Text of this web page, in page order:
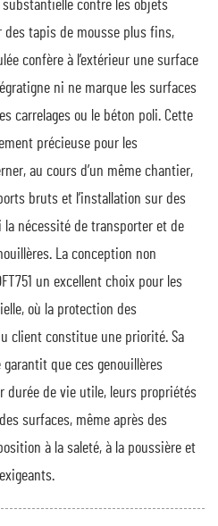
contre les objets
tapis de mousse plus fins,
confère à l’extérieur une surface
ni ne marque les surfaces
carrelages ou le béton poli. Cette
précieuse pour les
au cours d’un même chantier,
bruts et l’installation sur des
nécessité de transporter et de
La conception non
un excellent choix pour les
où la protection des
client constitue une priorité. Sa
que ces genouillères
durée de vie utile, leurs propriétés
surfaces, même après des
à la saleté, à la poussière et